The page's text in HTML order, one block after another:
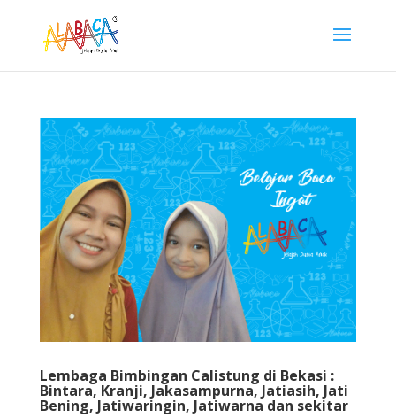
Lembaga Bimbingan Calistung di Bekasi :
Bintara, Kranji, Jakasampurna, Jatiasih, Jati
Bening, Jatiwaringin, Jatiwarna dan sekitar